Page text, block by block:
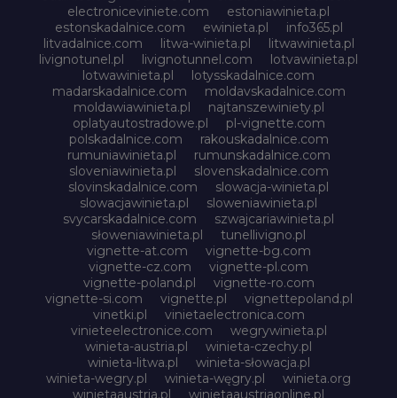
electroniceviniete.com
estoniawinieta.pl
estonskadalnice.com
ewinieta.pl
info365.pl
litvadalnice.com
litwa-winieta.pl
litwawinieta.pl
livignotunel.pl
livignotunnel.com
lotvawinieta.pl
lotwawinieta.pl
lotysskadalnice.com
madarskadalnice.com
moldavskadalnice.com
moldawiawinieta.pl
najtanszewiniety.pl
oplatyautostradowe.pl
pl-vignette.com
polskadalnice.com
rakouskadalnice.com
rumuniawinieta.pl
rumunskadalnice.com
sloveniawinieta.pl
slovenskadalnice.com
slovinskadalnice.com
slowacja-winieta.pl
slowacjawinieta.pl
sloweniawinieta.pl
svycarskadalnice.com
szwajcariawinieta.pl
słoweniawinieta.pl
tunellivigno.pl
vignette-at.com
vignette-bg.com
vignette-cz.com
vignette-pl.com
vignette-poland.pl
vignette-ro.com
vignette-si.com
vignette.pl
vignettepoland.pl
vinetki.pl
vinietaelectronica.com
vinieteelectronice.com
wegrywinieta.pl
winieta-austria.pl
winieta-czechy.pl
winieta-litwa.pl
winieta-słowacja.pl
winieta-wegry.pl
winieta-węgry.pl
winieta.org
winietaaustria.pl
winietaaustriaonline.pl